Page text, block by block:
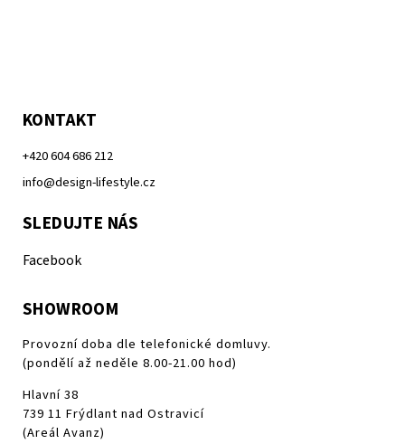
KONTAKT
+420 604 686 212
info@design-lifestyle.cz
SLEDUJTE NÁS
Facebook
SHOWROOM
Provozní doba dle telefonické domluvy.
(pondělí až neděle 8.00-21.00 hod)
Hlavní 38
739 11 Frýdlant nad Ostravicí
(Areál Avanz)